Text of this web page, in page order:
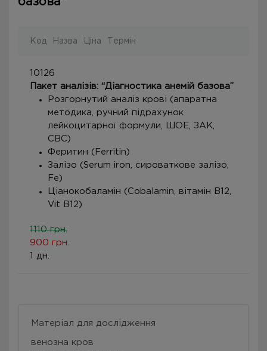
Код Назва Ціна Термін
10126
Пакет аналізів: “Діагностика анемій базова”
Розгорнутий аналіз крові (апаратна
методика, ручний підрахунок
лейкоцитарної формули, ШОЕ, ЗАК,
CBC)
Феритин (Ferritin)
Залізо (Serum iron, сироваткове залізо,
Fe)
Ціанокобаламін (Cobalamin, вітамін В12,
Vit B12)
1110 грн.
900 грн.
1 дн.
Матеріал для дослідження
венозна кров